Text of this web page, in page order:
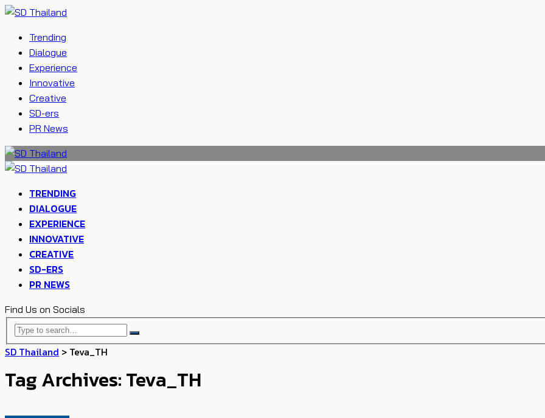
Trending
Dialogue
Experience
Innovative
Creative
SD-ers
PR News
TRENDING
DIALOGUE
EXPERIENCE
INNOVATIVE
CREATIVE
SD-ERS
PR NEWS
Find Us on Socials
SD Thailand > Teva_TH
Tag Archives: Teva_TH